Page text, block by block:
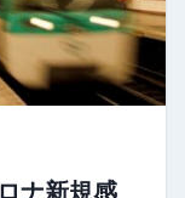
ナ新規感